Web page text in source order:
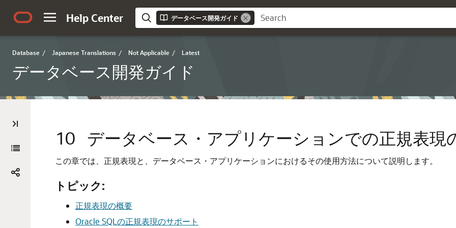
Help Center データベース開発ガイド
Database / Japanese Translations / Not Applicable / Latest
データベース開発ガイド
10 データベース・アプリケーションでの正規表現
この章では、正規表現と、データベース・アプリケーションにおけるその使用方法について説明します。
トピック:
正規表現の概要
Oracle SQLの正規表現のサポート